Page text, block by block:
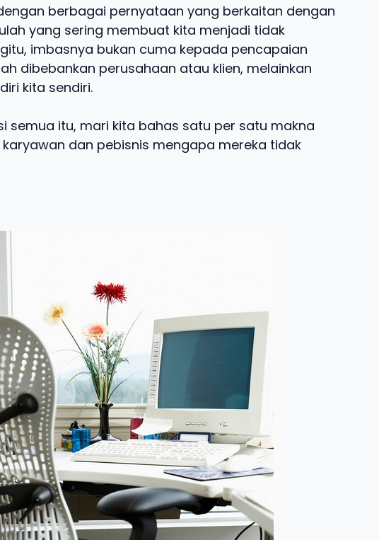
berbagai pernyataan yang berkaitan dengan
yang sering membuat kita menjadi tidak
imbasnya bukan cuma kepada pencapaian
dibebankan perusahaan atau klien, melainkan
kita sendiri.
semua itu, mari kita bahas satu per satu makna
dan pebisnis mengapa mereka tidak